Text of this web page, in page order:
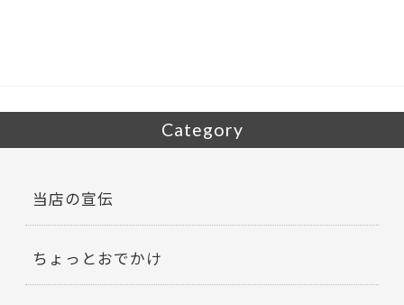
Category
当店の宣伝
ちょっとおでかけ